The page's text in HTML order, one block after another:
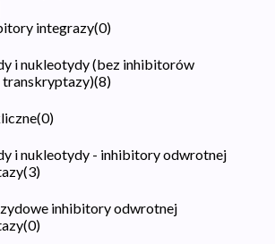
integrazy(0)
i nukleotydy (bez inhibitorów
(8)
(0)
i nukleotydy - inhibitory odwrotnej
(3)
inhibitory odwrotnej
(0)